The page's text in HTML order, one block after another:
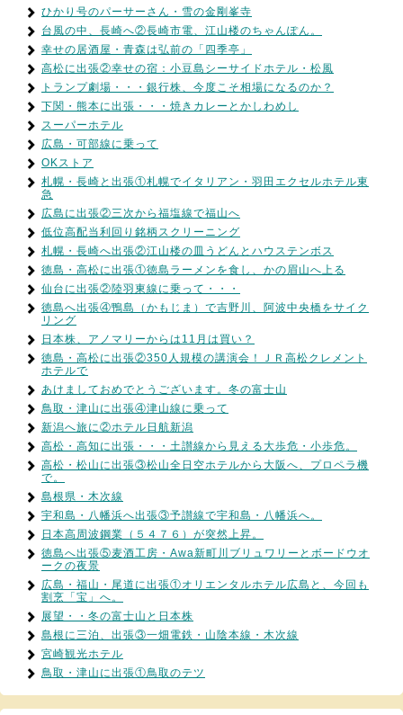
ひかり号のパーサーさん・雪の金剛峯寺
台風の中、長崎へ②長崎市電、江山楼のちゃんぽん。
幸せの居酒屋・青森は弘前の「四季亭」
高松に出張②幸せの宿：小豆島シーサイドホテル・松風
トランプ劇場・・・銀行株、今度こそ相場になるのか？
下関・熊本に出張・・・焼きカレーとかしわめし
スーパーホテル
広島・可部線に乗って
OKストア
札幌・長崎と出張①札幌でイタリアン・羽田エクセルホテル東
急
広島に出張②三次から福塩線で福山へ
低位高配当利回り銘柄スクリーニング
札幌・長崎へ出張②江山楼の皿うどんとハウステンボス
徳島・高松に出張①徳島ラーメンを食し、かの眉山へ上る
仙台に出張②陸羽東線に乗って・・・
徳島へ出張④鴨島（かもじま）で吉野川、阿波中央橋をサイク
リング
日本株、アノマリーからは11月は買い？
徳島・高松に出張②350人規模の講演会！ＪＲ高松クレメント
ホテルで
あけましておめでとうございます。冬の富士山
鳥取・津山に出張④津山線に乗って
新潟へ旅に②ホテル日航新潟
高松・高知に出張・・・土讃線から見える大歩危・小歩危。
高松・松山に出張③松山全日空ホテルから大阪へ、プロペラ機
で。
島根県・木次線
宇和島・八幡浜へ出張③予讃線で宇和島・八幡浜へ。
日本高周波鋼業（５４７６）が突然上昇。
徳島へ出張⑤麦酒工房・Awa新町川ブリュワリーとボードウオ
ークの夜景
広島・福山・尾道に出張①オリエンタルホテル広島と、今回も
割烹「宝」へ。
展望・・冬の富士山と日本株
島根に三泊、出張③一畑電鉄・山陰本線・木次線
宮崎観光ホテル
鳥取・津山に出張①鳥取のテツ